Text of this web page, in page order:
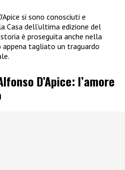
si sono conosciuti e
Casa dell’ultima edizione del
è proseguita anche nella
appena tagliato un traguardo
D’Apice: l’amore